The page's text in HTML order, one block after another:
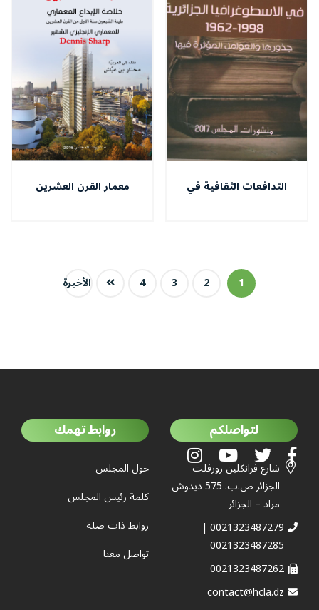
التدافعات الثقافية في معمار القرن العشرين
1
2
3
4 الأخيرة
لتواصلكم
شارع فرانكلين روزفلت
الجزائر ص.ب. 575 ديدوش
مراد – الجزائر
0021323487279 |
0021323487285
0021323487262
contact@hcla.dz
روابط تهمك
حول المجلس
كلمة رئيس المجلس
روابط ذات صلة
تواصل معنا